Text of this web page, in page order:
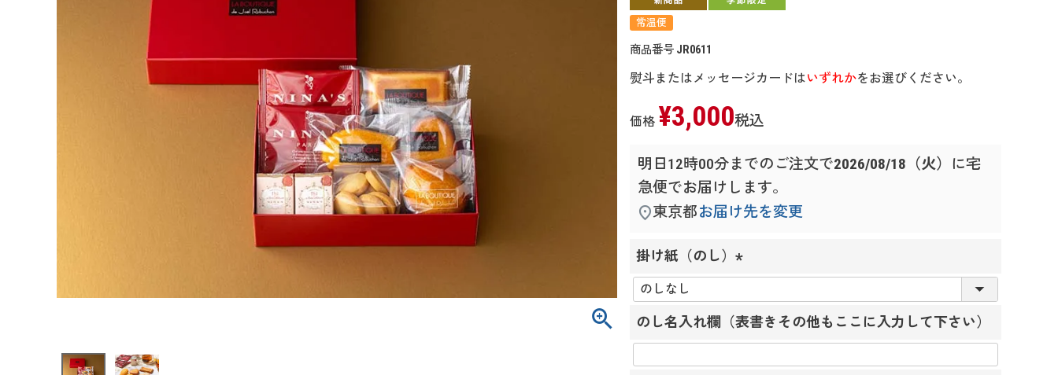
常温便
商品番号 JR0611
熨斗またはメッセージカードはいずれかをお選びください。
価格 ¥3,000税込
明日12時00分までのご注文で2026/08/18（火） に宅
急便でお届けします。
東京都お届け先を変更
掛け紙（のし）
必
須
のし名入れ欄（表書きその他もここに入力して下さい）